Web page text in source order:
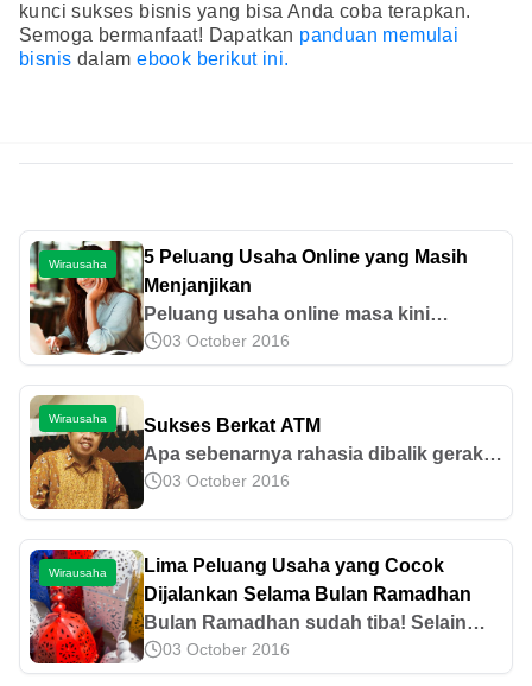
kunci sukses bisnis yang bisa Anda coba terapkan.
Semoga bermanfaat! Dapatkan panduan memulai
bisnis dalamebook berikut ini.
Wirausaha
5 Peluang Usaha Online yang Masih
Menjanjikan
Peluang usaha online masa kini
memadukan model bisnis yang lebih
personal dan etis. Berikut tren bisnis
peluangnya.
03 October 2016
Wirausaha
Sukses Berkat ATM
Apa sebenarnya rahasia dibalik gerak
cepat sukses seorang Ir H Wahyu Saidi,
sebuah buku berisi kumpulan kisah
sukses dari berbagai sosok di tanah air.
03 October 2016
Wirausaha
Lima Peluang Usaha yang Cocok
Dijalankan Selama Bulan Ramadhan
Bulan Ramadhan sudah tiba! Selain
menyibukkan diri dengan menjalankan
ibadah wajib dan memperbanyak
03 October 2016